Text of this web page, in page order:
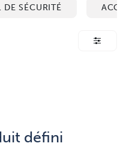
DE SÉCURITÉ
défini